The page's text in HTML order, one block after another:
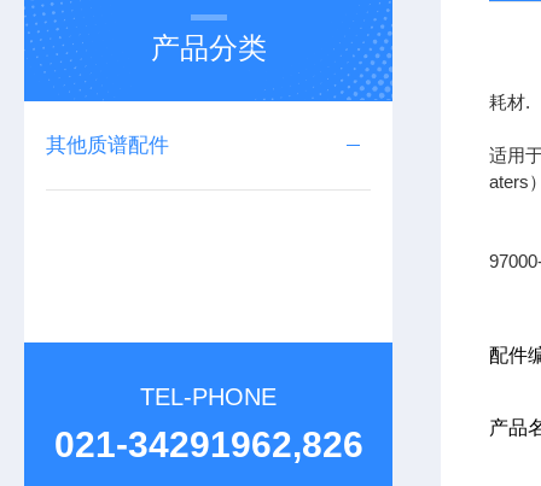
产品分类
其他质谱配件
TEL-PHONE
021-34291962,826
耗材.
适用
aters
配件
产品